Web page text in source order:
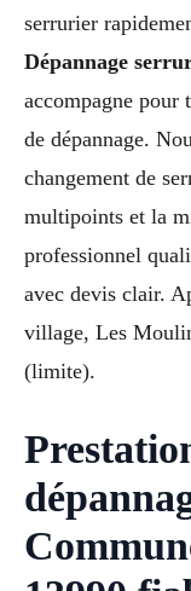
serrurier
Dépannage
accompagne pour
de dépannage.
changement de
multipoints et la
professionnel
avec devis clair.
village, Les
(limite).